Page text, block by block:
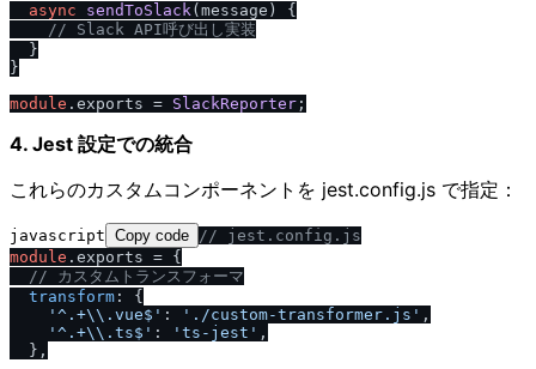
async
sendToSlack( message ) {
// Slack API呼び出し実装
  }
}
module . exports = SlackReporter
4. Jest 設定での統合
これらのカスタムコンポーネントを jest.config.js で指定：
javascript Copy code // jest.config.js
module . exports = {
// カスタムトランスフォーマ
transform : {
'^.+\\.vue$' : '. /custom-transformer.js' ,
'^.+\\.ts$' : 'ts-jest' ,
  },